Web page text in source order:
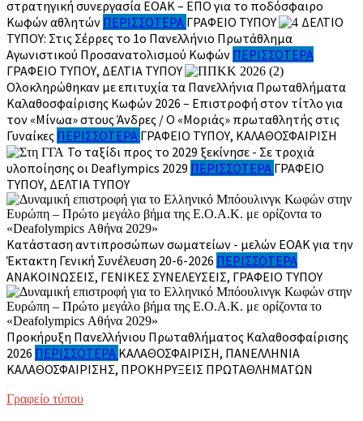
στρατηγική συνεργασία ΕΟΑΚ – ΕΠΟ για το ποδόσφαιρο
Κωφών αθλητών ΠΕΡΙΣΣΟΤΕΡΑ ΓΡΑΦΕΊΟ ΤΎΠΟΥ
ΔΕΛΤΙΟ
ΤΥΠΟΥ: Στις Σέρρες το 1ο Πανελλήνιο Πρωτάθλημα
Αγωνιστικού Προσανατολισμού Κωφών ΠΕΡΙΣΣΟΤΕΡΑ
ΓΡΑΦΕΊΟ ΤΎΠΟΥ, ΔΕΛΤΊΑ ΤΎΠΟΥ
Ολοκληρώθηκαν με επιτυχία τα Πανελλήνια Πρωταθλήματα
Καλαθοσφαίρισης Κωφών 2026 – Επιστροφή στον τίτλο για
τον «Μίνωα» στους Άνδρες / Ο «Μοριάς» πρωταθλητής στις
Γυναίκες ΠΕΡΙΣΣΟΤΕΡΑ ΓΡΑΦΕΊΟ ΤΎΠΟΥ, ΚΑΛΑΘΟΣΦΑΊΡΙΣΗ
Το ταξίδι προς το 2029 ξεκίνησε - Σε τροχιά
υλοποίησης οι Deaflympics 2029 ΠΕΡΙΣΣΟΤΕΡΑ ΓΡΑΦΕΊΟ
ΤΎΠΟΥ, ΔΕΛΤΊΑ ΤΎΠΟΥ
Κατάσταση αντιπροσώπων σωματείων - μελών ΕΟΑΚ για την
Έκτακτη Γενική Συνέλευση 20-6-2026 ΠΕΡΙΣΣΟΤΕΡΑ
ΑΝΑΚΟΙΝΏΣΕΙΣ, ΓΕΝΙΚΈΣ ΣΥΝΕΛΕΎΣΕΙΣ, ΓΡΑΦΕΊΟ ΤΎΠΟΥ
Προκήρυξη Πανελλήνιου Πρωταθλήματος Καλαθοσφαίρισης
2026 ΠΕΡΙΣΣΟΤΕΡΑ ΚΑΛΑΘΟΣΦΑΊΡΙΣΗ, ΠΑΝΕΛΛΉΝΙΑ
ΚΑΛΑΘΟΣΦΑΊΡΙΣΗΣ, ΠΡΟΚΗΡΎΞΕΙΣ ΠΡΩΤΑΘΛΗΜΆΤΩΝ
Γραφείο τύπου